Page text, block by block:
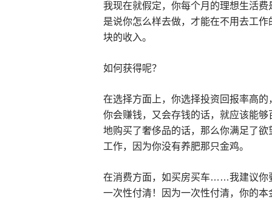
我现在就假定，你每个月的理想生活
是说你怎么样去做，才能在不用去工
块的收入。
如何获得呢？
在选择方面上，你选择投资回报率高
你会赚钱，又会存钱的话，就应该能
地购买了奢侈品的话，那么你满足了
工作，因为你没有养肥那只金鸡。
在消费方面，如买房买车……我建议你
一次性付清！因为一次性付清，你的